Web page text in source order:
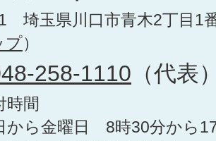
埼玉県川口市青木2丁目1
プ）
258-1110 （代表
時間
から金曜日 8時30分から